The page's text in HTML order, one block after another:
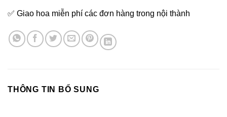
✅ Giao hoa miễn phí các đơn hàng trong nội thành
THÔNG TIN BỔ SUNG